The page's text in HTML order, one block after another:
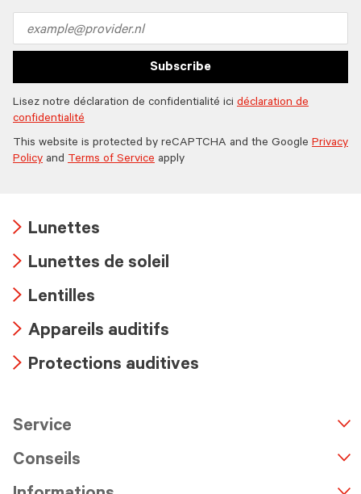
address
Subscribe
Lisez notre déclaration de confidentialité ici déclaration de
confidentialité
This website is protected by reCAPTCHA and the Google Privacy
Policy and Terms of Service apply
icon
Lunettes
icon
Lunettes de soleil
icon
Lentilles
icon
Appareils auditifs
Protections auditives
Service
Conseils